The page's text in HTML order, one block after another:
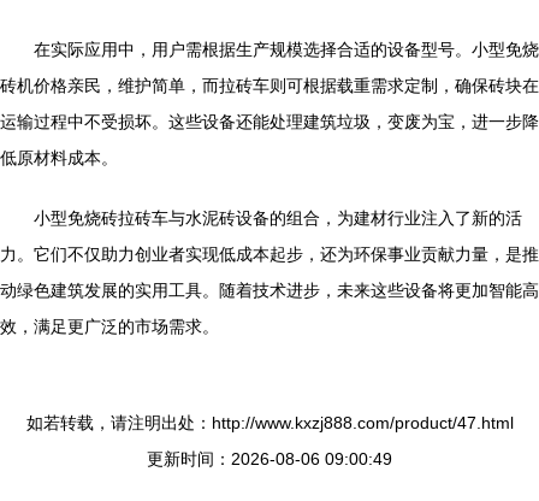
在实际应用中，用户需根据生产规模选择合适的设备型号。小型免烧
砖机价格亲民，维护简单，而拉砖车则可根据载重需求定制，确保砖块在
运输过程中不受损坏。这些设备还能处理建筑垃圾，变废为宝，进一步降
低原材料成本。
小型免烧砖拉砖车与水泥砖设备的组合，为建材行业注入了新的活
力。它们不仅助力创业者实现低成本起步，还为环保事业贡献力量，是推
动绿色建筑发展的实用工具。随着技术进步，未来这些设备将更加智能高
效，满足更广泛的市场需求。
如若转载，请注明出处：http://www.kxzj888.com/product/47.html
更新时间：2026-08-06 09:00:49